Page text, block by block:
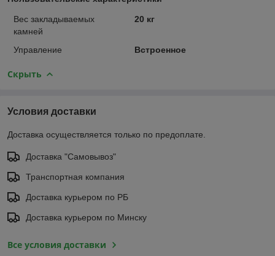
Вес закладываемых
камней
20 кг
Управление Встроенное
Скрыть
Условия доставки
Доставка осуществляется только по предоплате.
Доставка "Самовывоз"
Транспортная компания
Доставка курьером по РБ
Доставка курьером по Минску
Все условия доставки